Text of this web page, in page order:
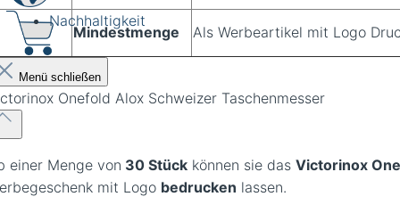
Nachhaltigkeit
Mindestmenge Als Werbeartikel mit Logo
Menü schließen
Onefold Alox Schweizer Taschenmesser
einer Menge von 30 Stück können sie das Victorinox
mit Logo bedrucken lassen.